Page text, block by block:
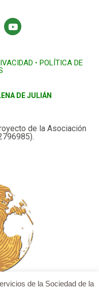
• POLÍTICA DE
DE JULIÁN
de la Asociación
de la Sociedad de la